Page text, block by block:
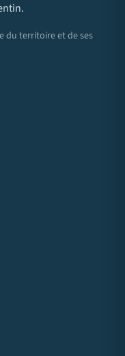
du territoire et de ses